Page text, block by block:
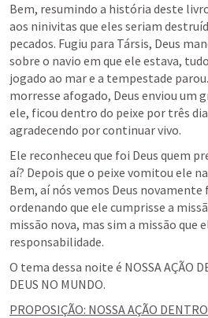
Bem, resumindo a história deste
aos ninivitas que eles seriam
pecados. Fugiu para Társis, Deus
sobre o navio em que ele estava,
jogado ao mar e a tempestade
morresse afogado, Deus enviou um
ele, ficou dentro do peixe por três
agradecendo por continuar vivo.
Ele reconheceu que foi Deus quem
aí? Depois que o peixe vomitou ele
Bem, aí nós vemos Deus novamente
ordenando que ele cumprisse a
missão nova, mas sim a missão que
responsabilidade.
O tema dessa noite é NOSSA AÇÃO
DEUS NO MUNDO.
PROPOSIÇÃO: NOSSA AÇÃO